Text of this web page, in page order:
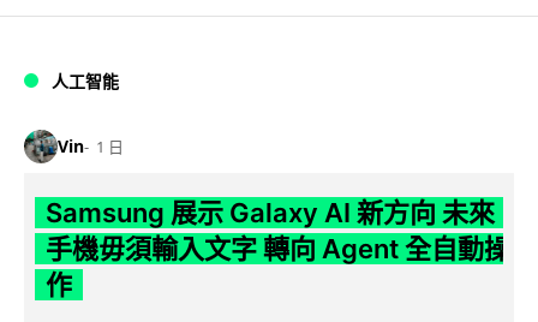
人工智能
Vin 1 日
Samsung 展示 Galaxy AI 新方向 未來
手機毋須輸入文字 轉向 Agent 全自動操
作